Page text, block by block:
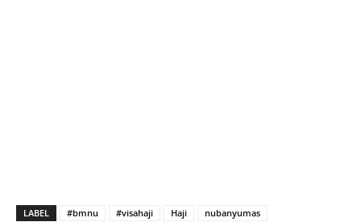
LABEL #bmnu #visahaji Haji nubanyumas